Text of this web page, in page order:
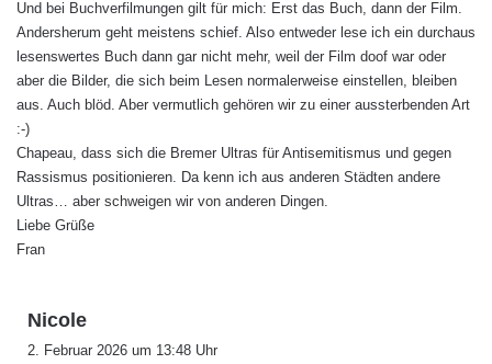
Und bei Buchverfilmungen gilt für mich: Erst das Buch, dann der Film.
Andersherum geht meistens schief. Also entweder lese ich ein durchaus
lesenswertes Buch dann gar nicht mehr, weil der Film doof war oder
aber die Bilder, die sich beim Lesen normalerweise einstellen, bleiben
aus. Auch blöd. Aber vermutlich gehören wir zu einer aussterbenden Art
:-)
Chapeau, dass sich die Bremer Ultras für Antisemitismus und gegen
Rassismus positionieren. Da kenn ich aus anderen Städten andere
Ultras… aber schweigen wir von anderen Dingen.
Liebe Grüße
Fran
Nicole
2. Februar 2026 um 13:48 Uhr